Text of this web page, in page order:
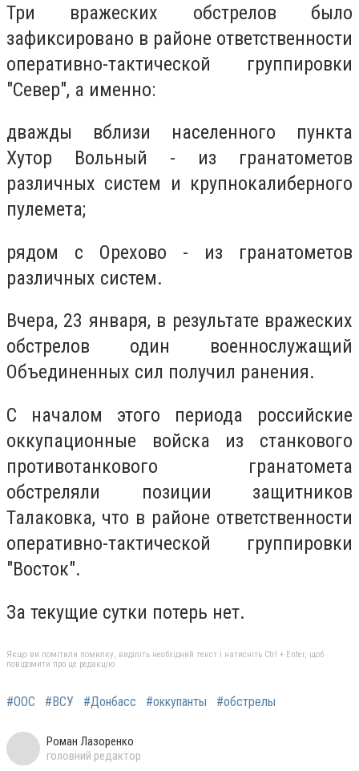
Три вражеских обстрелов было
зафиксировано в районе ответственности
оперативно-тактической группировки
"Север", а именно:
дважды вблизи населенного пункта
Хутор Вольный - из гранатометов
различных систем и крупнокалиберного
пулемета;
рядом с Орехово - из гранатометов
различных систем.
Вчера, 23 января, в результате вражеских
обстрелов один военнослужащий
Объединенных сил получил ранения.
С началом этого периода российские
оккупационные войска из станкового
противотанкового гранатомета
обстреляли позиции защитников
Талаковка, что в районе ответственности
оперативно-тактической группировки
"Восток".
За текущие сутки потерь нет.
Якщо ви помітили помилку, виділіть необхідний текст і натисніть Ctrl + Enter, щоб
повідомити про це редакцію
#ООС #ВСУ #Донбасс #оккупанты #обстрелы
Роман Лазоренко
головний редактор